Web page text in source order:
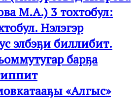
М.А.) 3 тохтобул:
Нэлэгэр
элбэҕи биллибит.
барҕа
«Алгыс»